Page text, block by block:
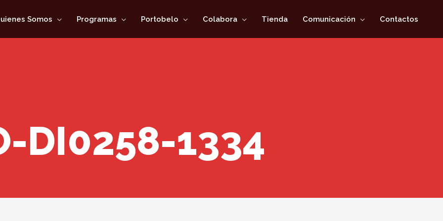
Somos Programas Portobelo Colabora Tienda Comunicación Contactos
DI0258-1334